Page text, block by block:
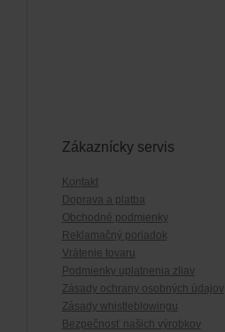
Zákaznícky servis
Kontakt
Doprava a platba
Obchodné podmienky
Reklamačný poriadok
Vrátenie tovaru
Podmienky uplatnenia zliav
Zásady ochrany osobných údajov
Zásady whistleblowingu
Bezpečnosť našich výrobkov